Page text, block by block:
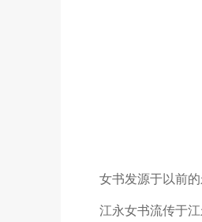
女书发源于以前
江永女书流传于